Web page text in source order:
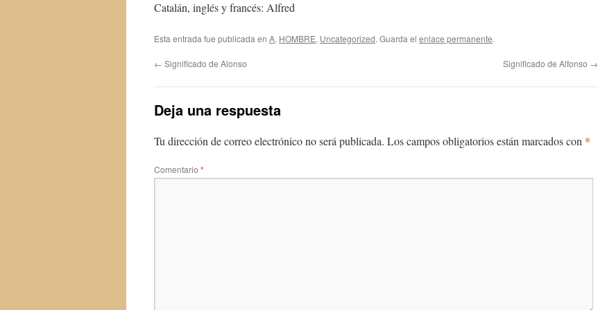
Catalán, inglés y francés: Alfred
Esta entrada fue publicada en A, HOMBRE, Uncategorized. Guarda el enlace permanente.
← Significado de Alonso Significado de Alfonso →
Deja una respuesta
Tu dirección de correo electrónico no será publicada. Los campos obligatorios están marcados con *
Comentario *